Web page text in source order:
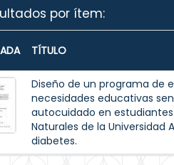
por ítem:
TÍTULO
Diseño de un programa de
necesidades educativas
autocuidado en
Naturales de la
diabetes.